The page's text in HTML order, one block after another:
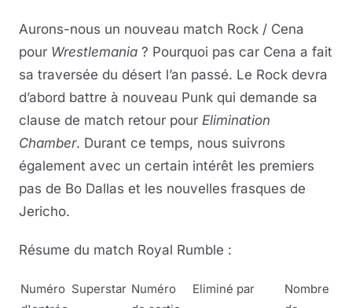
Aurons-nous un nouveau match Rock / Cena
pour Wrestlemania ? Pourquoi pas car Cena a fait
sa traversée du désert l’an passé. Le Rock devra
d’abord battre à nouveau Punk qui demande sa
clause de match retour pour Elimination
Chamber. Durant ce temps, nous suivrons
également avec un certain intérêt les premiers
pas de Bo Dallas et les nouvelles frasques de
Jericho.
Résume du match Royal Rumble :
Numéro Superstar Numéro
Eliminé par
Nombre